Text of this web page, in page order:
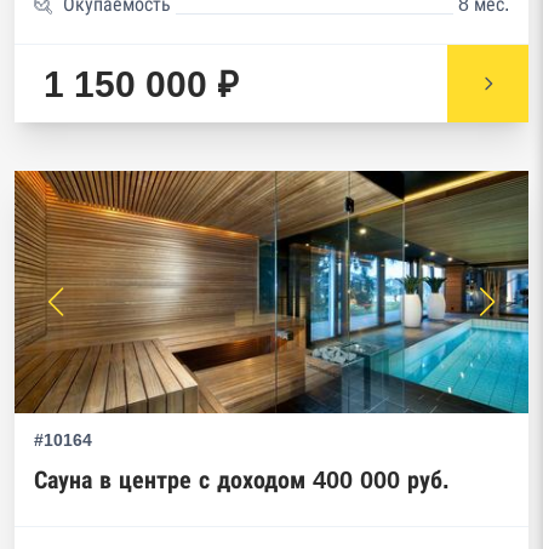
Окупаемость
8 мес.
1 150 000 ₽
#10164
Сауна в центре с доходом 400 000 руб.